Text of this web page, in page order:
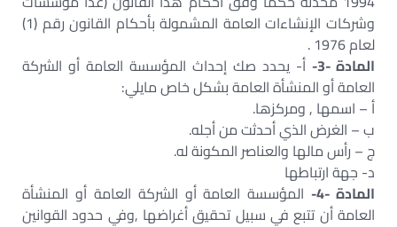
وشركات الإنشاءات العامة المشمولة بأحكام القانون رقم (1)
لعام 1976 .‏
المادة -3-
أ- يحدد صك إحداث المؤسسة العامة أو الشركة
العامة أو المنشأة العامة بشكل خاص مايلي:‏
أ – اسمها , ومركزها.‏
ب – الغرض الذي أحدثت من أجله.‏
ج – رأس مالها والعناصر المكونة له.‏
د- جهة ارتباطها‏
المادة -4- المؤسسة العامة أو الشركة العامة أو المنشأة
العامة أن تتبع في سبيل تحقيق أغراضها ,وفي حدود القوانين